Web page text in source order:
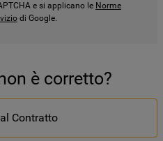
e si applicano le Norme
di Google.
è corretto?
Contratto